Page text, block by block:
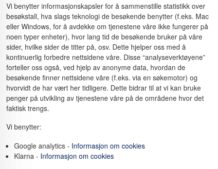
Vi benytter informasjonskapsler for å sammenstille statistikk over
besøkstall, hva slags teknologi de besøkende benytter (f.eks. Mac
eller Windows, for å avdekke om tjenestene våre ikke fungerer på
noen typer enheter), hvor lang tid de besøkende bruker på våre
sider, hvilke sider de titter på, osv. Dette hjelper oss med å
kontinuerlig forbedre nettsidene våre. Disse “analyseverktøyene”
forteller oss også, ved hjelp av anonyme data, hvordan de
besøkende finner nettsidene våre (f.eks. via en søkemotor) og
hvorvidt de har vært her tidligere. Dette bidrar til at vi kan bruke
penger på utvikling av tjenestene våre på de områdene hvor det
faktisk trengs.
Vi benytter:
Google analytics - Informasjon om cookies
Klarna - Informasjon om cookies